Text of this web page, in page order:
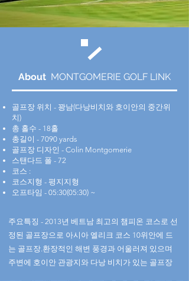
About MONTGOMERIE GOLF LINK
골프장 위치 - 꽝남(다낭비치와 호이안의 중간위
치)
총 홀수 - 18홀
총길이 - 7090 yards
골프장 디자인 - Colin Montgomerie
스탠다드 폴 - 72
코스 :
코스지형 - 평지지형
​오프타임 - 05:30(05:30) ~
​주요특징 - 2013년 베트남 최고의 챔피온 코스로 선
정된 골프장으로 아시아 엘리크 코스 10위안에 드
는 골프장.환장적인 해변 풍경과 어울러져 있으며
주변에 호이안 관광지와 다낭 비치가 있는 골프장